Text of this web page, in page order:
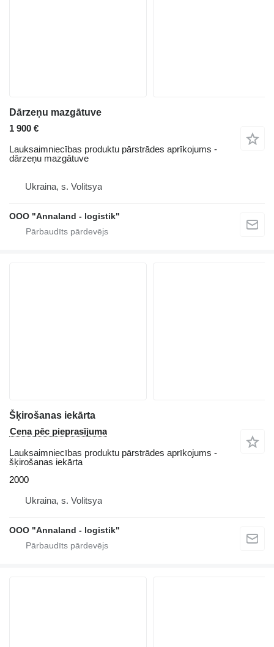
Dārzeņu mazgātuve
1 900 €
Lauksaimniecības produktu pārstrādes aprīkojums -
dārzeņu mazgātuve
Ukraina, s. Volitsya
OOO "Annaland - logistik"
Šķirošanas iekārta
Cena pēc pieprasījuma
Lauksaimniecības produktu pārstrādes aprīkojums -
šķirošanas iekārta
2000
Ukraina, s. Volitsya
OOO "Annaland - logistik"